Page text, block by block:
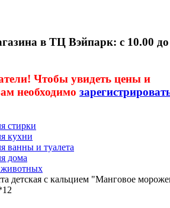
в ТЦ Вэйпарк: с 10.00 до
Чтобы увидеть цены и
необходимо
стирки
кухни
ванны и туалета
дома
детская с кальцием "Манговое